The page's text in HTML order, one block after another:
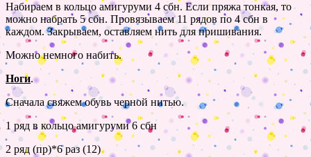
Набираем в кольцо амигуруми 4 сбн. Если пряжа тонкая, то
можно набрать 5 сбн. Провязываем 11 рядов по 4 сбн в
каждом. Закрываем, оставляем нить для пришивания.
Можно немного набить.
Ноги.
Сначала свяжем обувь черной нитью.
1 ряд в кольцо амигуруми 6 сбн
2 ряд (пр)*6 раз (12)